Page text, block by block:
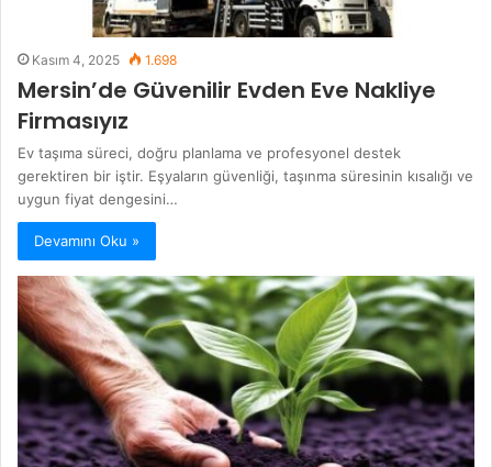
Kasım 4, 2025 1.698
Mersin’de Güvenilir Evden Eve Nakliye
Firmasıyız
Ev taşıma süreci, doğru planlama ve profesyonel destek
gerektiren bir iştir. Eşyaların güvenliği, taşınma süresinin kısalığı ve
uygun fiyat dengesini…
Devamını Oku »